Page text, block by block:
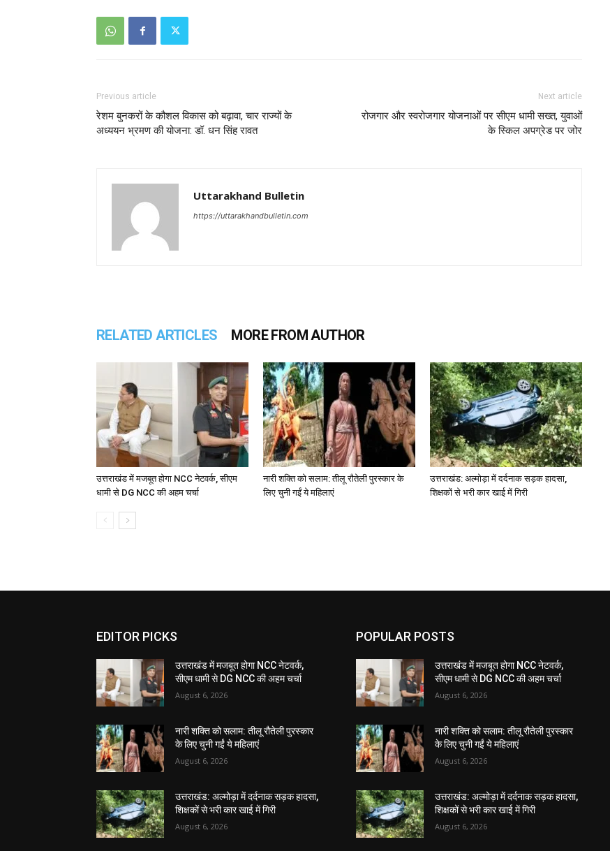
Previous article
रेशम बुनकरों के कौशल विकास को बढ़ावा, चार राज्यों के
अध्ययन भ्रमण की योजना: डॉ. धन सिंह रावत
Next article
रोजगार और स्वरोजगार योजनाओं पर सीएम धामी सख्त, युवाओं
के स्किल अपग्रेड पर जोर
Uttarakhand Bulletin
https://uttarakhandbulletin.com
RELATED ARTICLES MORE FROM AUTHOR
उत्तराखंड में मजबूत होगा NCC नेटवर्क, सीएम
धामी से DG NCC की अहम चर्चा
नारी शक्ति को सलाम: तीलू रौतेली पुरस्कार के
लिए चुनी गईं ये महिलाएं
उत्तराखंड: अल्मोड़ा में दर्दनाक सड़क हादसा,
शिक्षकों से भरी कार खाई में गिरी
EDITOR PICKS
उत्तराखंड में मजबूत होगा NCC नेटवर्क,
सीएम धामी से DG NCC की अहम चर्चा
August 6, 2026
नारी शक्ति को सलाम: तीलू रौतेली पुरस्कार
के लिए चुनी गईं ये महिलाएं
August 6, 2026
उत्तराखंड: अल्मोड़ा में दर्दनाक सड़क हादसा,
शिक्षकों से भरी कार खाई में गिरी
August 6, 2026
POPULAR POSTS
उत्तराखंड में मजबूत होगा NCC नेटवर्क,
सीएम धामी से DG NCC की अहम चर्चा
August 6, 2026
नारी शक्ति को सलाम: तीलू रौतेली पुरस्कार
के लिए चुनी गईं ये महिलाएं
August 6, 2026
उत्तराखंड: अल्मोड़ा में दर्दनाक सड़क हादसा,
शिक्षकों से भरी कार खाई में गिरी
August 6, 2026